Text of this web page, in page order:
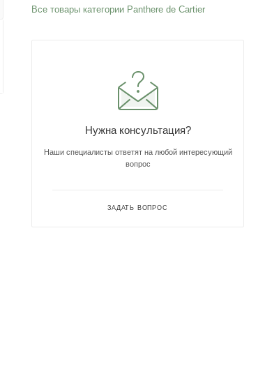
Все товары категории Panthere de Cartier
Нужна консультация?
Наши специалисты ответят на любой интересующий
вопрос
ЗАДАТЬ ВОПРОС